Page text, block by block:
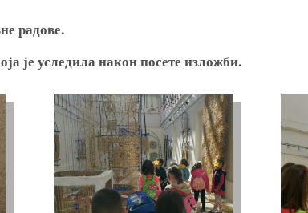
радове.
је уследила након посете изложби.